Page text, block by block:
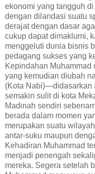
ekonomi yang tangguh
dengan dilandasi suatu
derajat dengan dasar
cukup dapat dimaklumi,
menggeluti dunia bisnis
pedagang sukses yang
Kepindahan
yang kemudian diubah
(Kota Nabi)—didasarkan
semakin sulit di kota
Madinah sendiri
berada dalam momen
merupakan suatu
antar-suku maupun
Kehadiran Muhammad
menjadi penengah
mereka. Segera setelah